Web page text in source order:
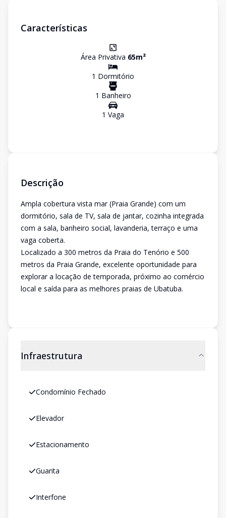
Características
Área Privativa 65m²
1 Dormitório
1 Banheiro
1 Vaga
Descrição
Ampla cobertura vista mar (Praia Grande) com um
dormitório, sala de TV, sala de jantar, cozinha integrada
com a sala, banheiro social, lavanderia, terraço e uma
vaga coberta.
Localizado a 300 metros da Praia do Tenório e 500
metros da Praia Grande, excelente oportunidade para
explorar a locação de temporada, próximo ao comércio
local e saída para as melhores praias de Ubatuba.
Infraestrutura
Condomínio Fechado
Elevador
Estacionamento
Guarita
Interfone